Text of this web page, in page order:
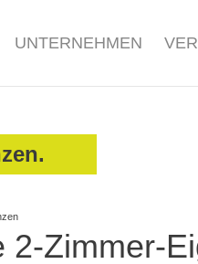
UNTERNEHMEN
2-Zimmer-